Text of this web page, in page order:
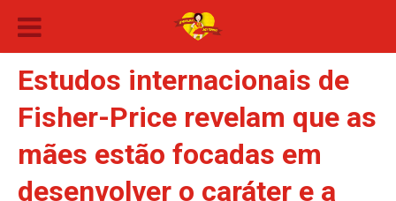
Estudos internacionais de
Fisher-Price revelam que as
mães estão focadas em
desenvolver o caráter e a